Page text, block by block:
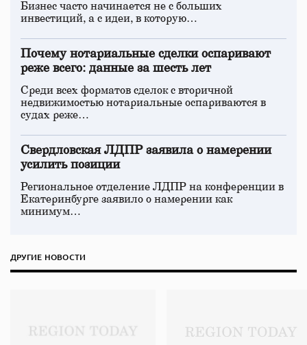
Бизнес часто начинается не с больших
инвестиций, а с идеи, в которую…
Почему нотариальные сделки оспаривают
реже всего: данные за шесть лет
Среди всех форматов сделок с вторичной
недвижимостью нотариальные оспариваются в
судах реже…
Свердловская ЛДПР заявила о намерении
усилить позиции
Региональное отделение ЛДПР на конференции в
Екатеринбурге заявило о намерении как
минимум…
ДРУГИЕ НОВОСТИ